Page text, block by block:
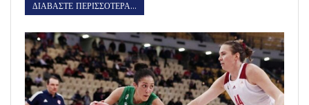
ΔΙΑΒΑΣΤΕ ΠΕΡΙΣΣΟΤΕΡΑ...